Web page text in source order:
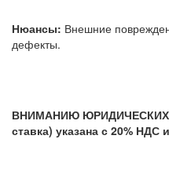
Нюансы: Внешние
дефекты.
ВНИМАНИЮ ЮРИДИЧЕСКИХ
ставка) указана с 20% НДС